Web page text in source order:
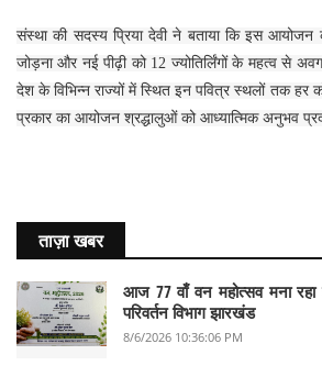
संस्था की सदस्य प्रिया देवी ने बताया कि इस आयोजन
जोड़ना और नई पीढ़ी को 12 ज्योतिर्लिंगों के महत्व से
देश के विभिन्न राज्यों में स्थित इन पवित्र स्थलों तक हर
प्रकार का आयोजन श्रद्धालुओं को आध्यात्मिक अनुभव
ताज़ा खबर
आज 77 वाँ वन महोत्सव मना रहा
परिवर्तन विभाग झारखंड
8/6/2026 10:36:06 PM